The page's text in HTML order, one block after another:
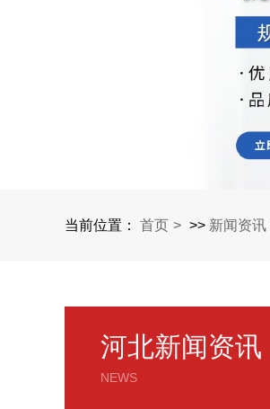
当前位置： 首页 >> 新闻资讯
河北新闻资讯
NEWS